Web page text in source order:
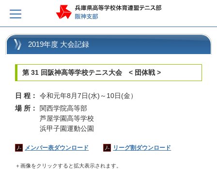
2019年度 大会記録
第 31 回阪神高等学校テニス大会 < 団体戦 >
日 程：
令和元年8月7日(水)～10日(金）
場 所：
関西学院高等部
芦屋学園高等学校
浜甲子園運動公園
メンバー表ダウンロード リーグ割ダウンロード
＋画像をクリックすると拡大表示されます。